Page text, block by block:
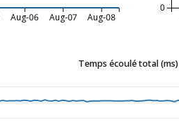
Aug-06 Aug-07 Aug-08
0
Temps écoulé total (ms)